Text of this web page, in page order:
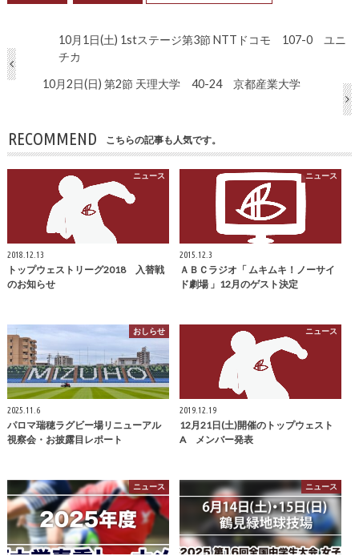
10月1日(土) 1stステージ第3節 NTTドコモ 107-0 ユニ
チカ
10月2日(日) 第2節 天理大学 40-24 京都産業大学
RECOMMEND こちらの記事も人気です。
ニュース
2018.12.13
トップウェストリーグ2018 入替戦
のお知らせ
ニュース
2015.12.3
ＡＢＣラジオ「 ムキムキ！ノーサイ
ド劇場 」12月のゲスト決定
おしらせ
2025.11.6
パロマ瑞穂ラグビー場リニューアル
視察会・お披露目レポート
ニュース
2019.12.19
12月21日(土)開催のトップウェスト
A メンバー発表
ニュース ニュース